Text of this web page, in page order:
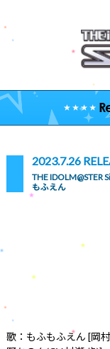
2023.7.26
THE IDOLM@STER
もふえん
歌：もふもふえん [岡